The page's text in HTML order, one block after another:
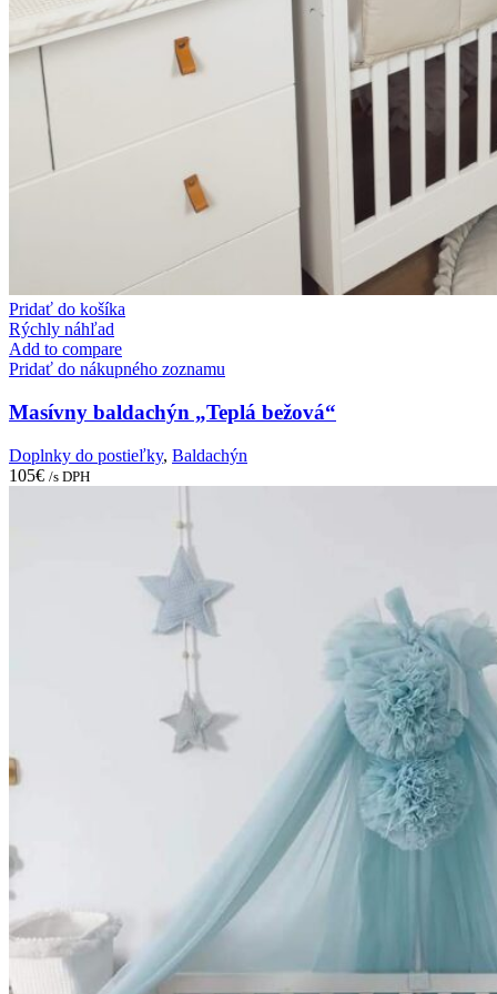
Pridať do košíka
Rýchly náhľad
Add to compare
Pridať do nákupného zoznamu
Masívny baldachýn „Teplá bežová“
Doplnky do postieľky, Baldachýn
105€ /s DPH